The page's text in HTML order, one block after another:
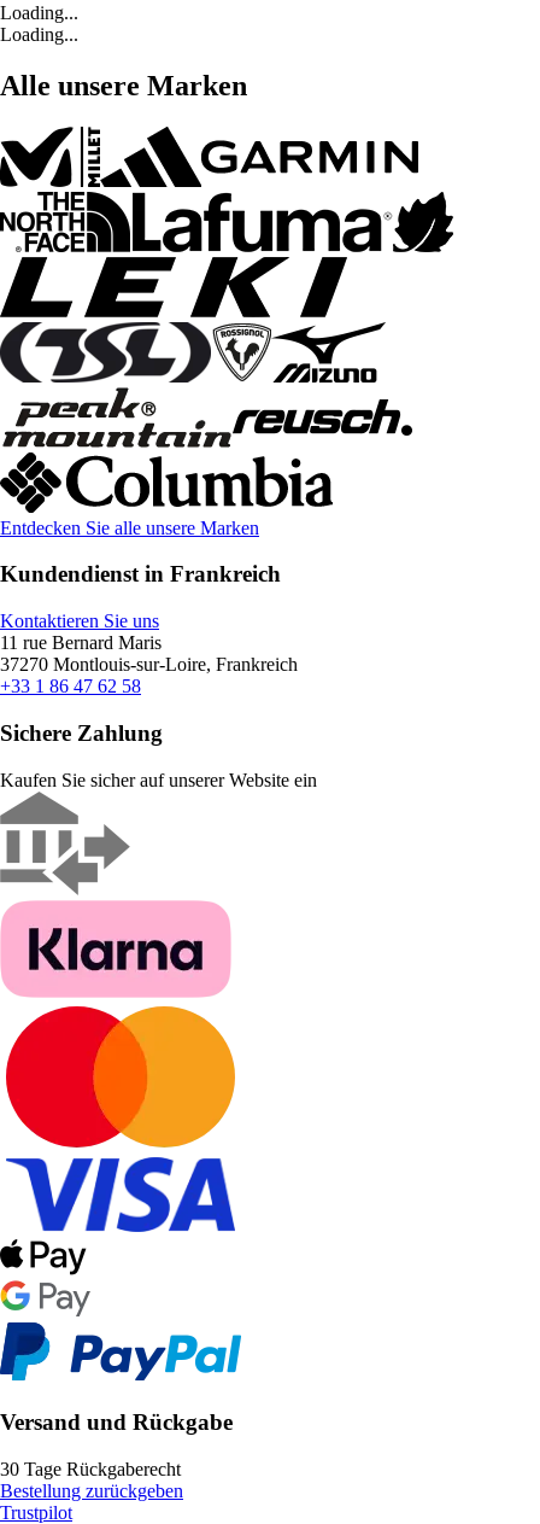
Loading...
Loading...
Alle unsere Marken
Entdecken Sie alle unsere Marken
Kundendienst in Frankreich
Kontaktieren Sie uns
11 rue Bernard Maris
37270 Montlouis-sur-Loire, Frankreich
+33 1 86 47 62 58
Sichere Zahlung
Kaufen Sie sicher auf unserer Website ein
Versand und Rückgabe
30 Tage Rückgaberecht
Bestellung zurückgeben
Trustpilot